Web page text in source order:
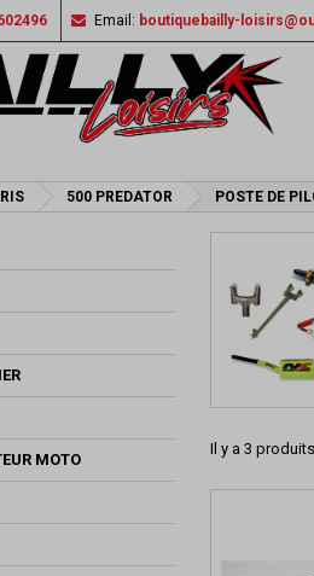
Email: boutiquebailly-
500 PREDATOR POSTE DE
MOTO
Il y a 3